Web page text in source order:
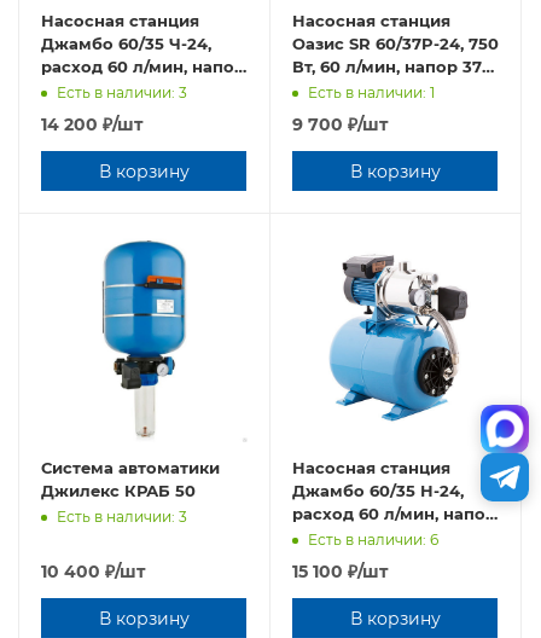
Насосная станция
Джамбо 60/35 Ч-24,
расход 60 л/мин, напор
35 м, материал корпуса
Есть в наличии: 3
14 200 ₽/шт
В корзину
Насосная станция
Оазис SR 60/37P-24, 750
Вт, 60 л/мин, напор 37
м, глубина 8 м
Есть в наличии: 1
9 700 ₽/шт
В корзину
Система автоматики
Джилекс КРАБ 50
Есть в наличии: 3
10 400 ₽/шт
В корзину
Насосная станция
Джамбо 60/35 Н-24,
расход 60 л/мин, напор
35 м, материал корпуса
нержав.сталь
Есть в наличии: 6
15 100 ₽/шт
В корзину